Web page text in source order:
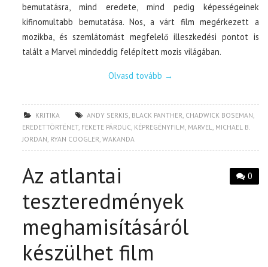
bemutatásra, mind eredete, mind pedig képességeinek
kifinomultabb bemutatása. Nos, a várt film megérkezett a
mozikba, és szemlátomást megfelelő illeszkedési pontot is
talált a Marvel mindeddig felépített mozis világában.
Olvasd tovább →
KRITIKA ANDY SERKIS BLACK PANTHER CHADWICK BOSEMAN
EREDETTÖRTÉNET, FEKETE PÁRDUC KÉPREGÉNYFILM MARVEL
MICHAEL B.
JORDAN RYAN COOGLER ,WAKANDA
0
Az atlantai
teszteredmények
meghamisításáról
készülhet film